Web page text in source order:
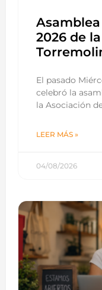
2026 de
El pasado
celebró la
la Asociación
LEER MÁS »
04/08/2026